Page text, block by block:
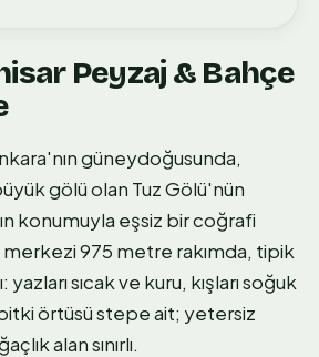
Peyzaj & Bahçe
güneydoğusunda,
gölü olan Tuz Gölü'nün
konumuyla eşsiz bir coğrafi
975 metre rakımda, tipik
yazları sıcak ve kuru, kışları soğuk
örtüsü stepe ait; yetersiz
alan sınırlı.